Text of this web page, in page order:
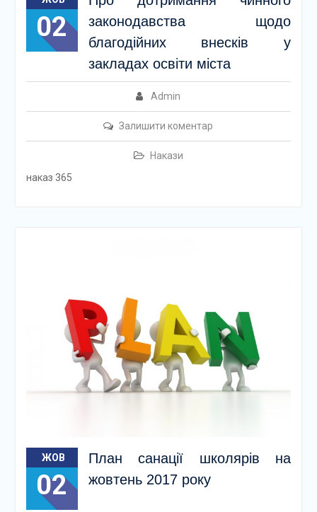
02
законодавства щодо
благодійних внесків у
закладах освіти міста
Admin
Залишити коментар
Накази
наказ 365
ЖОВ
02
План санації школярів на
жовтень 2017 року